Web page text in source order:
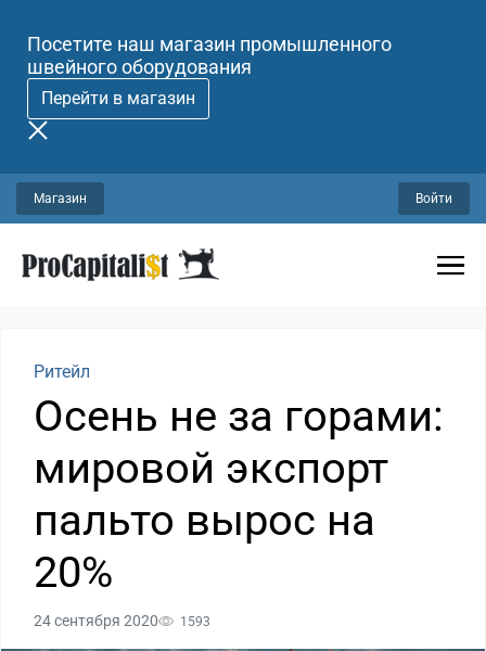
Посетите наш магазин промышленного
швейного оборудования
Перейти в магазин
Магазин Войти
Ритейл
Осень не за горами:
мировой экспорт
пальто вырос на
20%
24 сентября 2020 1593